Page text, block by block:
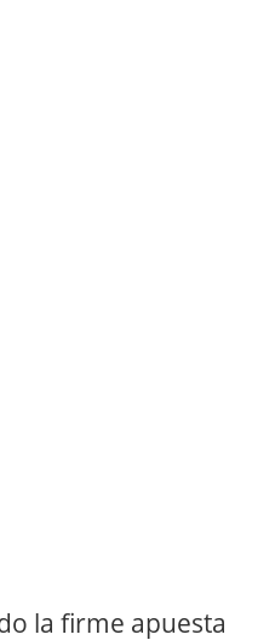
la firme apuesta